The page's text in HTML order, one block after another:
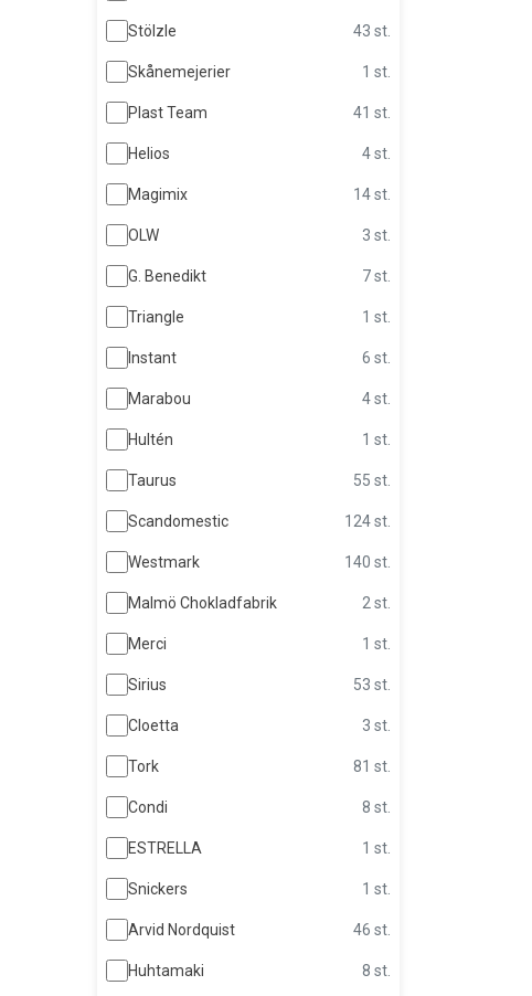
Stölzle 43 st.
Skånemejerier 1 st.
Plast Team 41 st.
Helios 4 st.
Magimix 14 st.
OLW 3 st.
G. Benedikt 7 st.
Triangle 1 st.
Instant 6 st.
Marabou 4 st.
Hultén 1 st.
Taurus 55 st.
Scandomestic 124 st.
Westmark 140 st.
Malmö Chokladfabrik 2 st.
Merci 1 st.
Sirius 53 st.
Cloetta 3 st.
Tork 81 st.
Condi 8 st.
ESTRELLA 1 st.
Snickers 1 st.
Arvid Nordquist 46 st.
Huhtamaki 8 st.